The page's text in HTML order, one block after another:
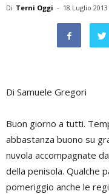
Di Terni Oggi - 18 Luglio
Di Samuele Gregori
Buon giorno a tutti.
abbastanza buono su
nuvola accompagnate
della penisola. Qualche
pomeriggio anche le